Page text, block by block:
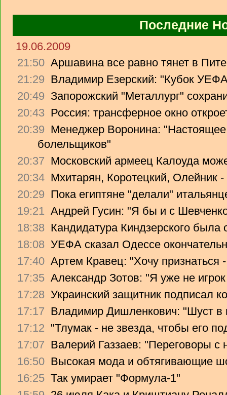
Последние
19.06.2009
21:50 Аршавина все равно тянет в
21:29 Владимир Езерский: "Кубок
20:49 Запорожский "Металлург"
20:43 Россия: трансферное окно
20:39 Менеджер Воронина: "Настоящее
болельщиков"
20:37 Московский армеец Калоуда
20:34 Мхитарян, Коротецкий, Олейник -
20:29 Пока египтяне "делали"
19:21 Андрей Гусин: "Я бы и с
18:38 Кандидатура Киндзерского была
18:08 УЕФА сказал Одессе
17:40 Артем Кравец: "Хочу признаться
17:35 Александр Зотов: "Я уже не
17:28 Украинский защитник подписал
17:17 Владимир Дишленкович: "Шуст в
17:12 "Тлумак - не звезда, чтобы его
17:07 Валерий Газзаев: "Переговоры с
16:50 Высокая мода и обтягивающие
16:25 Так умирает "Формула-1"